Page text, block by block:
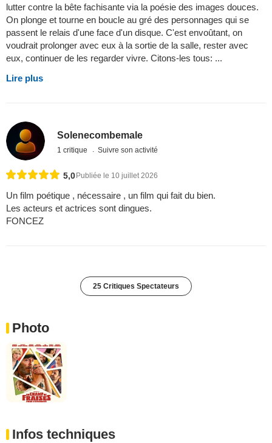
lutter contre la bête fachisante via la poésie des images douces.
On plonge et tourne en boucle au gré des personnages qui se
passent le relais d'une face d'un disque. C'est envoûtant, on
voudrait prolonger avec eux à la sortie de la salle, rester avec
eux, continuer de les regarder vivre. Citons-les tous: ...
Lire plus
Solenecombemale
1 critique Suivre son activité
5,0Publiée le 10 juillet 2026
Un film poétique , nécessaire , un film qui fait du bien.
Les acteurs et actrices sont dingues.
FONCEZ
25 Critiques Spectateurs
Photo
Infos techniques